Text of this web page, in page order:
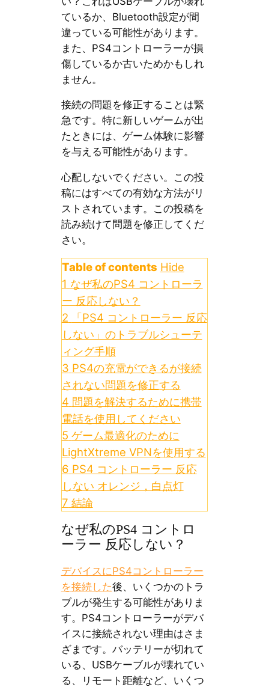
ているか、Bluetooth設定が間
違っている可能性があります。
また、PS4コントローラーが損
傷しているか古いためかもしれ
ません。
接続の問題を修正することは緊
急です。特に新しいゲームが出
たときには、ゲーム体験に影響
を与える可能性があります。
心配しないでください。この投
稿にはすべての有効な方法がリ
ストされています。この投稿を
読み続けて問題を修正してくだ
さい。
Table of contents Hide
1 なぜ私のPS4 コントローラ
ー 反応しない？
2
「PS4 コントローラー 反応
しない」のトラブルシューテ
ィング手順
3 PS4の充電ができるが接続
されない問題を修正する
4 問題を解決するために携帯
電話を使用してください
5 ゲーム最適化のために
LightXtreme VPNを使用する
6 PS4 コントローラー 反応
しない オレンジ，白点灯
7 結論
なぜ私のPS4 コントロ
ーラー 反応しない？
デバイスにPS4コントローラー
を接続した後、いくつかのトラ
ブルが発生する可能性がありま
す。PS4コントローラーがデバ
イスに接続されない理由はさま
ざまです。バッテリーが切れて
いる、USBケーブルが壊れてい
る、リモート距離など、いくつ